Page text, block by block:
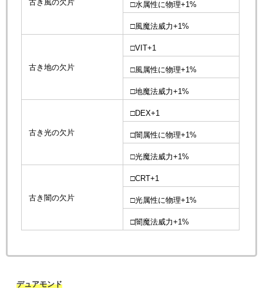
古き風の欠片 □水属性に物理+1%
□風魔法威力+1%
古き地の欠片
□VIT+1
□風属性に物理+1%
□地魔法威力+1%
古き光の欠片
□DEX+1
□闇属性に物理+1%
□光魔法威力+1%
古き闇の欠片
□CRT+1
□光属性に物理+1%
□闇魔法威力+1%
デュアモンド